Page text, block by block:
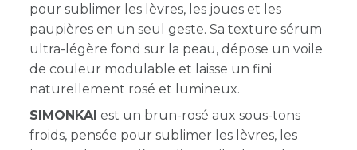
pour sublimer les lèvres, les joues et les
paupières en un seul geste. Sa texture sérum
ultra-légère fond sur la peau, dépose un voile
de couleur modulable et laisse un fini
naturellement rosé et lumineux.
SIMONKAI est un brun-rosé aux sous-tons
froids, pensée pour sublimer les lèvres, les